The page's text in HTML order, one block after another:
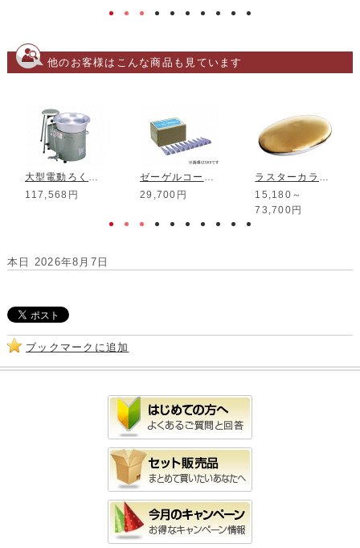
他のお客様はこんな商品も見ています
大型電動ろくろ TP-1 (ドベ受なし)
117,568円
ゼーゲルコーン 27 1610℃ 50本組
29,700円
ラスターカラー 金色
15,180～
73,700円
本日 2026年8月7日
ブックマークに追加